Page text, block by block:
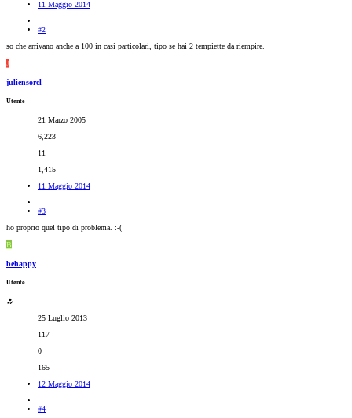
11 Maggio 2014
#2
so che arrivano anche a 100 in casi particolari, tipo se hai 2 tempiette da riempire.
J
juliensorel
Utente
21 Marzo 2005
6,223
11
1,415
11 Maggio 2014
#3
ho proprio quel tipo di problema. :-(
B
behappy
Utente
25 Luglio 2013
117
0
165
12 Maggio 2014
#4